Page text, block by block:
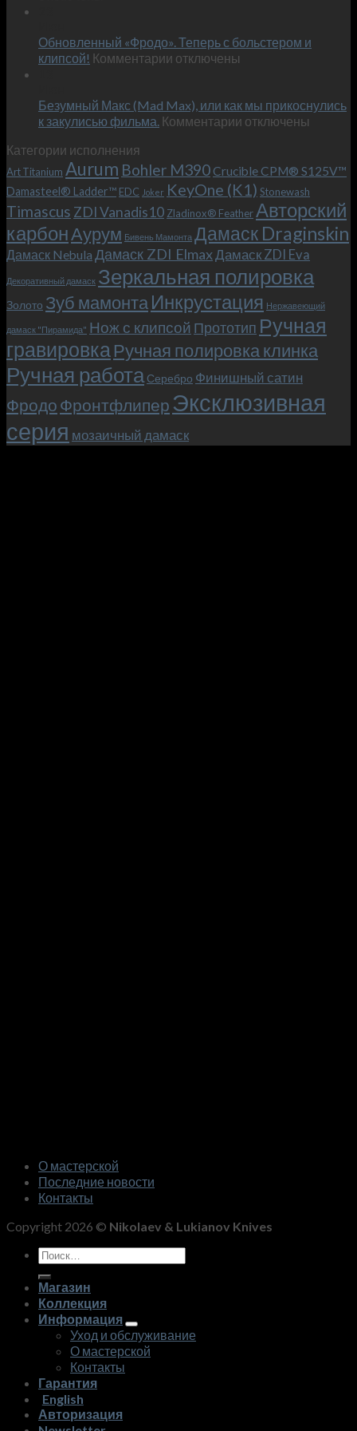
–
и
KeyOne
Обновленный «Фродо». Теперь с больстером и
клипсой! Комментарии к
«Фродо».
Теперь
и
клипсой!
отключены
Безумный Макс (Mad Max), или как мы прикоснулись
к закулисью фильма. Комментарии к
Макс
(Mad
Max),
или
как
мы
прикоснулись
к
фильма.
отключены
Категории исполнения
Art Titanium Aurum Bohler M390Crucible CPM® S125V™
Damasteel® Ladder™ EDC Joker KeyOne (K1) Stonewash
Timascus ZDI Vanadis10 Zladinox® FeatherАвторский
карбонАурум Бивень Мамонта Дамаск Draginskin
Дамаск Nebula Дамаск ZDI ElmaxДамаск ZDI Eva
Декоративный дамаск Зеркальная полировка
Золото Зуб мамонтаИнкрустация Нержавеющий
дамаск "Пирамида" Нож с клипсой Прототип Ручная
гравировкаРучная полировка клинка
Ручная работа Серебро Финишный сатин
Фродо Фронтфлипер Эксклюзивная
серия мозаичный дамаск
О мастерской
Последние новости
Контакты
Copyright 2026 © Nikolaev & Lukianov Knives
Искать:
Магазин
Коллекция
Информация
Уход и обслуживание
О мастерской
Контакты
Гарантия
English
Авторизация